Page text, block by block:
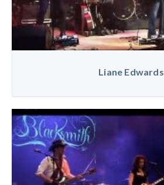
Liane Edwards